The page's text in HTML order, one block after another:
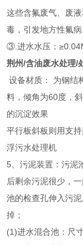
这些含氟废气、废
毒，引发地方性氟病
③.进水水压：
荆州/含油废水处理/
设备材质： 为钢结
料，倾角为60度，
的沉淀效果
平行板斜板则用支
浮污水处理机
5、污泥装置：污泥
后剩余污泥很少，
池的检查孔伸入污
掉；
(1)进水混合池：尺